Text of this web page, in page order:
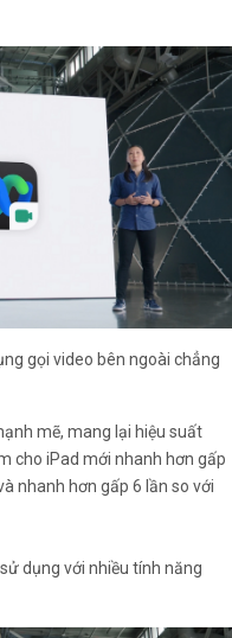
gọi video bên ngoài chẳng
mẽ, mang lại hiệu suất
cho iPad mới nhanh hơn gấp
nhanh hơn gấp 6 lần so với
dụng với nhiều tính năng